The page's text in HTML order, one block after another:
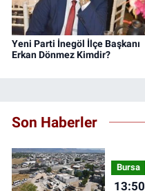
Yeni Parti İnegöl İlçe Başkanı
Erkan Dönmez Kimdir?
Son Haberler
Bursa
13:50